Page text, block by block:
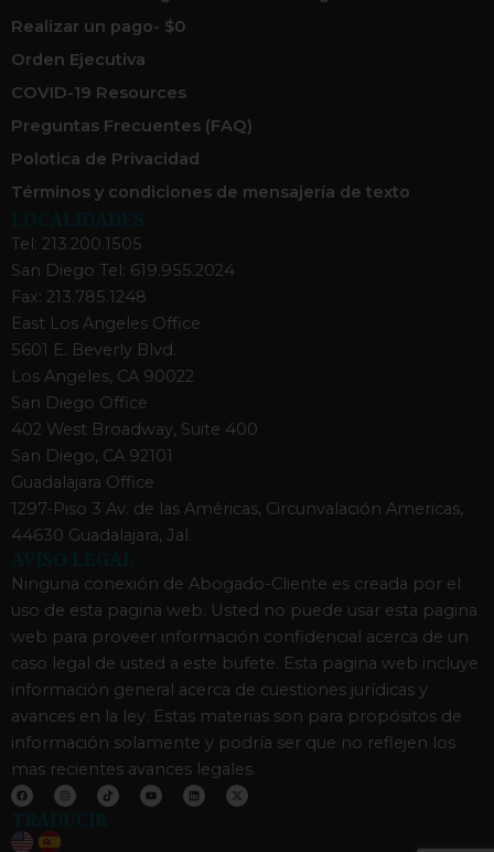
Realizar un pago- $0
Orden Ejecutiva
COVID-19 Resources
Preguntas Frecuentes (FAQ)
Polotica de Privacidad
Términos y condiciones de mensajería de texto
Tel: 213.200.1505
San Diego Tel: 619.955.2024
Fax: 213.785.1248
East Los Angeles Office
5601 E. Beverly Blvd.
Los Angeles, CA 90022
San Diego Office
402 West Broadway, Suite 400
San Diego, CA 92101
Guadalajara Office
1297-Piso 3 Av. de las Américas, Circunvalación Americas,
44630 Guadalajara, Jal.
Ninguna conexión de Abogado-Cliente es creada por el
uso de esta pagina web. Usted no puede usar esta pagina
web para proveer información confidencial acerca de un
caso legal de usted a este bufete. Esta pagina web incluye
información general acerca de cuestiones jurídicas y
avances en la ley. Estas materias son para propósitos de
información solamente y podría ser que no reflejen los
mas recientes avances legales.
F
a
c
b
o
I
n
s
T
i
k
Y
o
u
L
i
n
X
-
t